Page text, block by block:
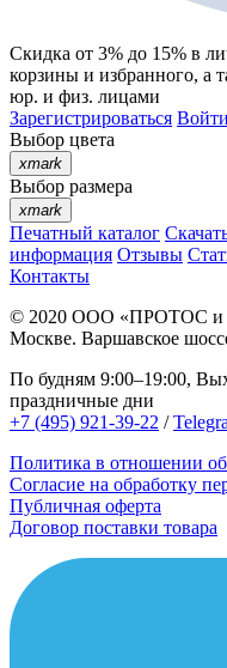
Скидка от 3% до 15% в
корзины и избранного, а
юр. и физ. лицами
Зарегистрироваться Войти
Выбор цвета
xmark
Выбор размера
xmark
Печатный каталог
информация Отзывы
Контакты
© 2020 ООО «ПРОТОС и
Москве. Варшавское
По будням 9:00–19:00,
праздничные дни
+7 (495) 921-39-22 /
Политика в отношении
Согласие на обработку
Публичная оферта
Договор поставки товара